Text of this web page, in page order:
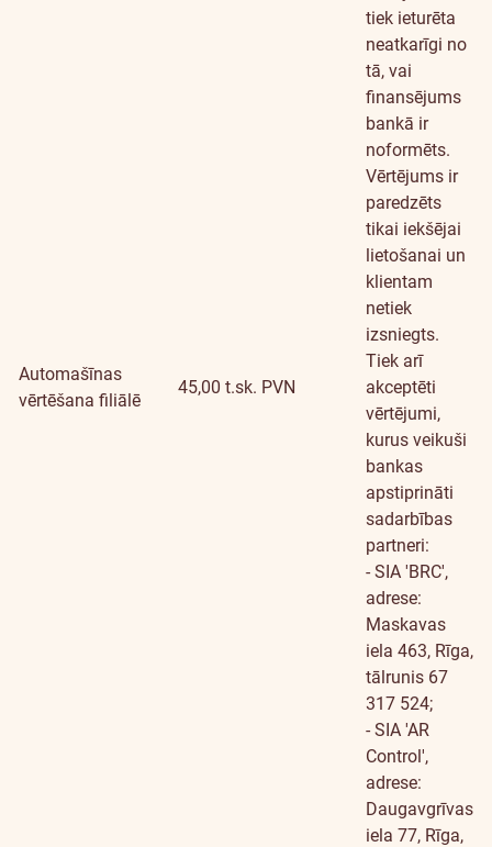
Automašīnas
vērtēšana filiālē
45,00 t.sk. PVN
tiek ieturēta
neatkarīgi no
tā, vai
finansējums
bankā ir
noformēts.
Vērtējums ir
paredzēts
tikai iekšējai
lietošanai un
klientam
netiek
izsniegts.
Tiek arī
akceptēti
vērtējumi,
kurus veikuši
bankas
apstiprināti
sadarbības
partneri:
- SIA 'BRC',
adrese:
Maskavas
iela 463, Rīga,
tālrunis 67
317 524;
- SIA 'AR
Control',
adrese:
Daugavgrīvas
iela 77, Rīga,